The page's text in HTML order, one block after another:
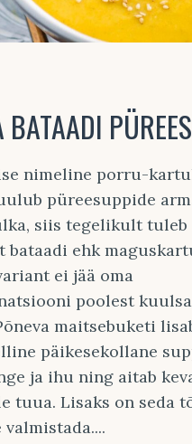
BATAADI
nimeline porru-
püreesuppide
siis tegelikult tuleb
bataadi ehk
ei jää oma
poolest
maitsebuketi
päikesekollane
ja ihu ning aitab
tuua. Lisaks on seda